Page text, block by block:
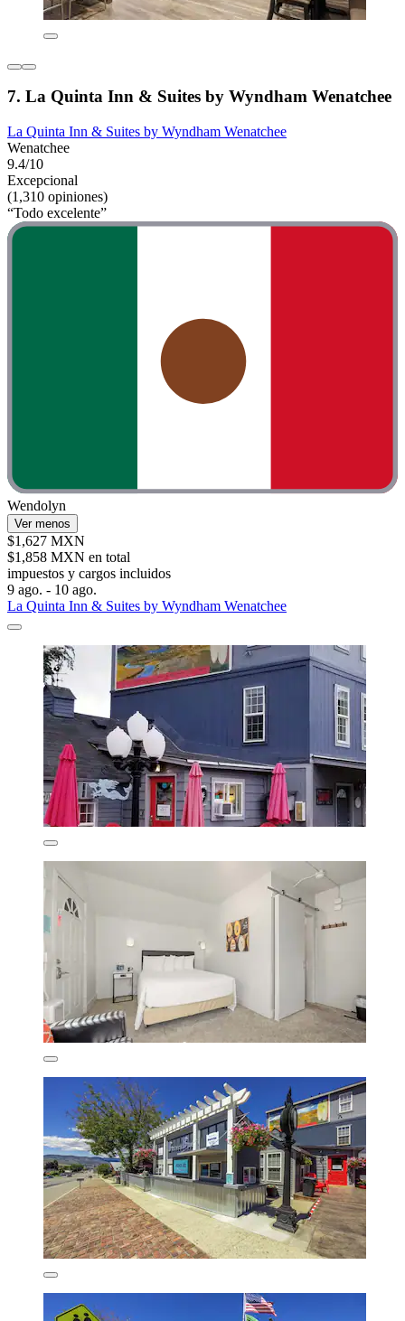
7. La Quinta Inn & Suites by Wyndham Wenatchee
La Quinta Inn & Suites by Wyndham Wenatchee
Wenatchee
9.4/10
Excepcional
(1,310 opiniones)
“Todo excelente”
Wendolyn
Ver menos
$1,627 MXN
$1,858 MXN en total
impuestos y cargos incluidos
9 ago. - 10 ago.
La Quinta Inn & Suites by Wyndham Wenatchee